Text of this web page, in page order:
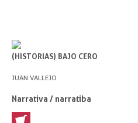
(HISTORIAS) BAJO CERO
JUAN VALLEJO
Narrativa / narratiba